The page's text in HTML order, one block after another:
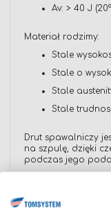
Av: > 40 J
Materiał rodzimy:
Stale
Stale o
Stale
Stale
Drut spawalniczy
na szpulę, dzięki
podczas jego